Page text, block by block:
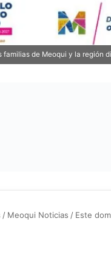
familias de Meoqui y la región
/ Meoqui Noticias / Este